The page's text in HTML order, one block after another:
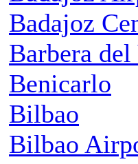
Badajoz
Barbera del
Benicarlo
Bilbao
Bilbao